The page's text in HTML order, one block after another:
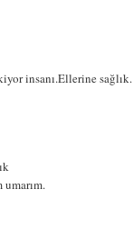
insanı.Ellerine sağlık.